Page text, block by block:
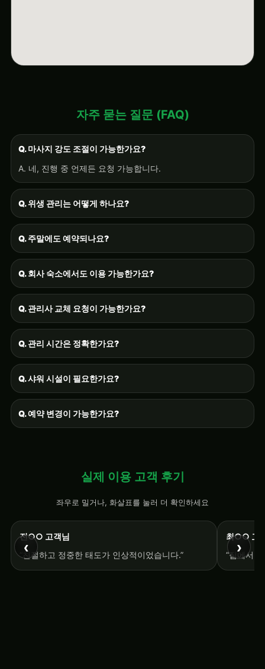
자주 묻는 질문 (FAQ)
Q. 마사지 강도 조절이 가능한가요?
A. 네, 진행 중 언제든 요청 가능합니다.
Q. 위생 관리는 어떻게 하나요?
Q. 주말에도 예약되나요?
Q. 회사 숙소에서도 이용 가능한가요?
Q. 관리사 교체 요청이 가능한가요?
Q. 관리 시간은 정확한가요?
Q. 샤워 시설이 필요한가요?
Q. 예약 변경이 가능한가요?
실제 이용 고객 후기
좌우로 밀거나, 화살표를 눌러 더 확인하세요
‹
전○○ 고객님
“친절하고 정중한 태도가 인상적이었습니다.”
최○○ 고
“집에서
›